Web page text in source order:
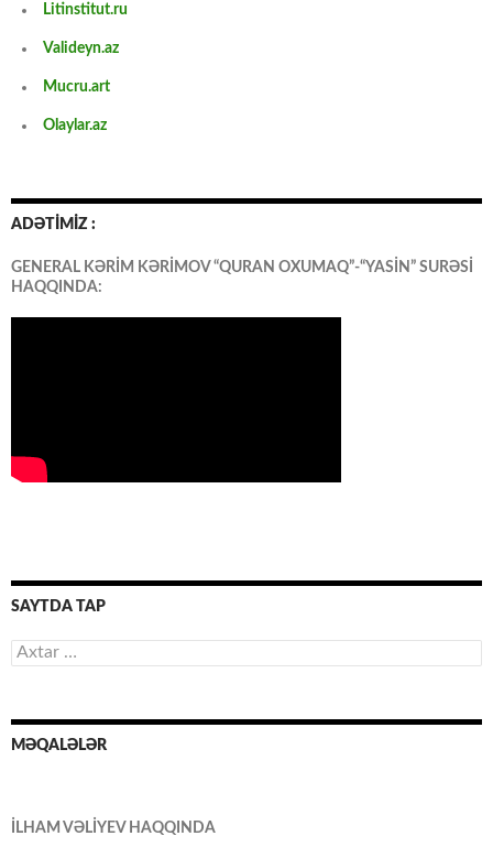
Litinstitut.ru
Valideyn.az
Mucru.art
Olaylar.az
ADƏTİMİZ :
GENERAL KƏRİM KƏRİMOV “QURAN OXUMAQ”-“YASİN” SURƏSİ
HAQQINDA:
SAYTDA TAP
Axtarış:
MƏQALƏLƏR
İLHAM VƏLİYEV HAQQINDA